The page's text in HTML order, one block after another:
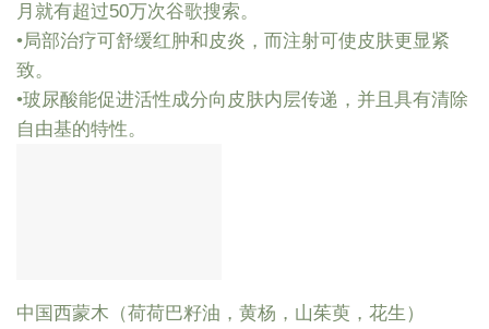
月就有超过50万次谷歌搜索。
•局部治疗可舒缓红肿和皮炎，而注射可使皮肤更显紧
致。
•玻尿酸能促进活性成分向皮肤内层传递，并且具有清除
自由基的特性。
中国西蒙木（荷荷巴籽油，黄杨，山茱萸，花生）